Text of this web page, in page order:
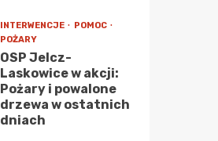
INTERWENCJE
POMOC
POŻARY
OSP Jelcz-
Laskowice w akcji:
Pożary i powalone
drzewa w ostatnich
dniach